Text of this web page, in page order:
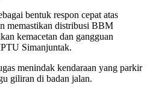
bentuk respon cepat atas
memastikan distribusi BBM
kemacetan dan gangguan
Simanjuntak.
menindak kendaraan yang parkir
giliran di badan jalan.